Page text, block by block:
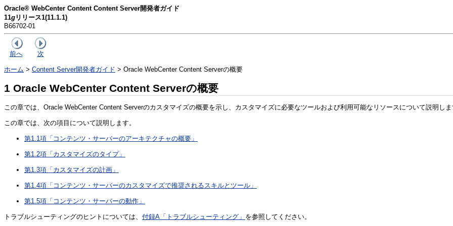
Oracle® WebCenter Content Content Server開発者ガイド
11g リリース1(11.1.1)
B66702-01
前へ 次
ホーム > Content Server開発者ガイド > Oracle WebCenter Content Serverの概要
1 Oracle WebCenter Content Serverの概要
この章では、Oracle WebCenter Content Serverのカスタマイズの概要を示し、カスタマイズに必要なツールおよび利用可能なリソースについて説明しま
この章では、次の項目について説明します。
第1.1項「コンテンツ・サーバーのアーキテクチャの概要」
第1.2項「カスタマイズのタイプ」
第1.3項「カスタマイズの計画」
第1.4項「コンテンツ・サーバーのカスタマイズで推奨されるスキルとツール」
第1.5項「コンテンツ・サーバーの動作」
トラブルシューティングのヒントについては、 付録A「トラブルシューティング」 を参照してください。